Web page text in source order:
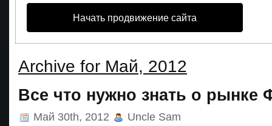
Начать продвижение сайта
Archive for Май, 2012
Все что нужно знать о рынке
Май 30th, 2012 Uncle Sam